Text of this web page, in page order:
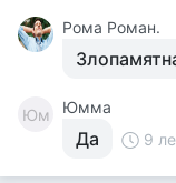
Рома Роман.
Юм Юмма
Да 9